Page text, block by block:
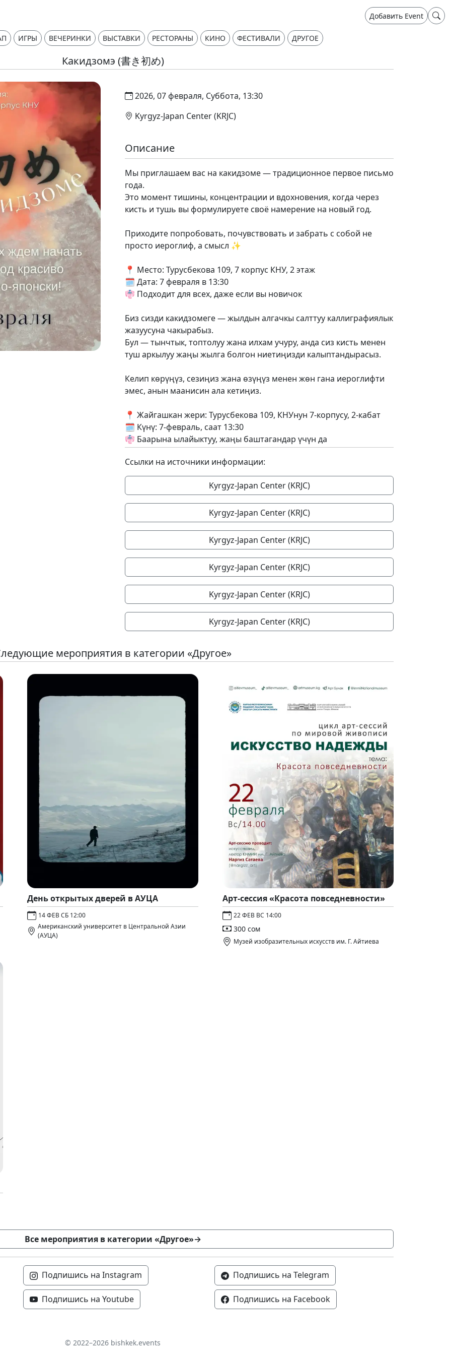
Добавить Event
ИГРЫ ВЕЧЕРИНКИ ВЫСТАВКИ РЕСТОРАНЫ КИНО ФЕСТИВАЛИ ДРУГОЕ
Какидзомэ (書き初め)
2026, 07 февраля, Суббота, 13:30
Kyrgyz-Japan Center (KRJC)
Описание
Мы приглашаем вас на какидзоме — традиционное первое письмо
года.
Это момент тишины, концентрации и вдохновения, когда через
кисть и тушь вы формулируете своё намерение на новый год.
Приходите попробовать, почувствовать и забрать с собой не
просто иероглиф, а смысл ✨
📍 Место: Турусбекова 109, 7 корпус КНУ, 2 этаж
🗓 Дата: 7 февраля в 13:30
👘 Подходит для всех, даже если вы новичок
Биз сизди какидзомеге — жылдын алгачкы салттуу каллиграфиялык
жазуусуна чакырабыз.
Бул — тынчтык, топтолуу жана илхам учуру, анда сиз кисть менен
туш аркылуу жаңы жылга болгон ниетиңизди калыптандырасыз.
Келип көрүңүз, сезиңиз жана өзүңүз менен жөн гана иероглифти
эмес, анын маанисин ала кетиңиз.
📍 Жайгашкан жери: Турусбекова 109, КНУнун 7-корпусу, 2-кабат
🗓 Күнү: 7-февраль, саат 13:30
👘 Баарына ылайыктуу, жаңы баштагандар үчүн да
Ссылки на источники информации:
Kyrgyz-Japan Center (KRJC)
Kyrgyz-Japan Center (KRJC)
Kyrgyz-Japan Center (KRJC)
Kyrgyz-Japan Center (KRJC)
Kyrgyz-Japan Center (KRJC)
Kyrgyz-Japan Center (KRJC)
мероприятия в категории «Другое»
День открытых дверей в АУЦА
14 ФЕВ СБ 12:00
Американский университет в Центральной Азии
(АУЦА)
Арт-сессия «Красота повседневности»
22 ФЕВ ВС 14:00
300 сом
Музей изобразительных искусств им. Г. Айтиева
Все мероприятия в категории «Другое»→
Подпишись на Instagram Подпишись на Telegram
Подпишись на Youtube Подпишись на Facebook
© 2022–2026 bishkek.events